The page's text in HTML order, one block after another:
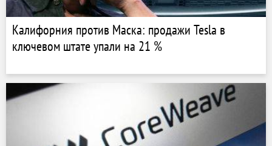
Калифорния против Маска: продажи Tesla в
ключевом штате упали на 21 %